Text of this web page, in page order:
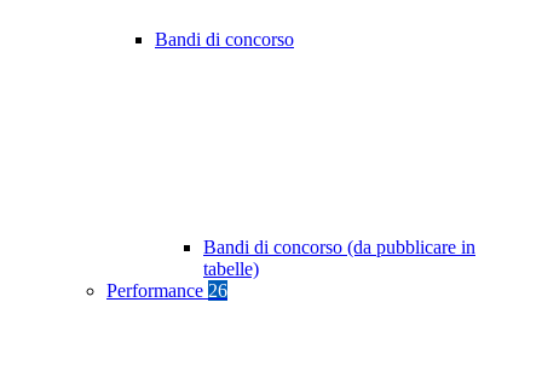
Bandi di concorso
Bandi di concorso (da pubblicare in
tabelle)
Performance 26